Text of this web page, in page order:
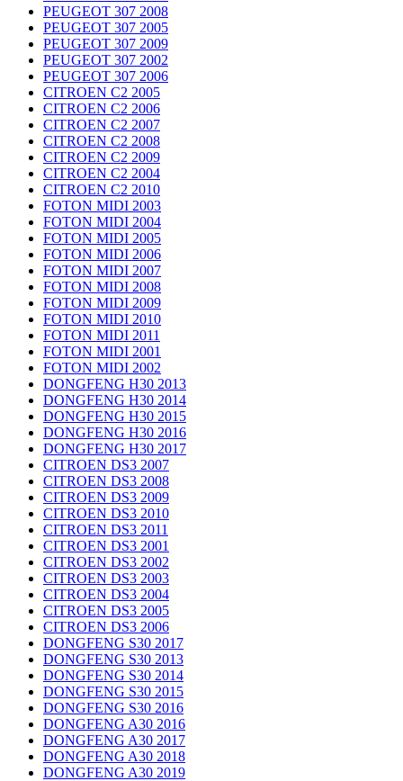
PEUGEOT 307 2008
PEUGEOT 307 2005
PEUGEOT 307 2009
PEUGEOT 307 2002
PEUGEOT 307 2006
CITROEN C2 2005
CITROEN C2 2006
CITROEN C2 2007
CITROEN C2 2008
CITROEN C2 2009
CITROEN C2 2004
CITROEN C2 2010
FOTON MIDI 2003
FOTON MIDI 2004
FOTON MIDI 2005
FOTON MIDI 2006
FOTON MIDI 2007
FOTON MIDI 2008
FOTON MIDI 2009
FOTON MIDI 2010
FOTON MIDI 2011
FOTON MIDI 2001
FOTON MIDI 2002
DONGFENG H30 2013
DONGFENG H30 2014
DONGFENG H30 2015
DONGFENG H30 2016
DONGFENG H30 2017
CITROEN DS3 2007
CITROEN DS3 2008
CITROEN DS3 2009
CITROEN DS3 2010
CITROEN DS3 2011
CITROEN DS3 2001
CITROEN DS3 2002
CITROEN DS3 2003
CITROEN DS3 2004
CITROEN DS3 2005
CITROEN DS3 2006
DONGFENG S30 2017
DONGFENG S30 2013
DONGFENG S30 2014
DONGFENG S30 2015
DONGFENG S30 2016
DONGFENG A30 2016
DONGFENG A30 2017
DONGFENG A30 2018
DONGFENG A30 2019